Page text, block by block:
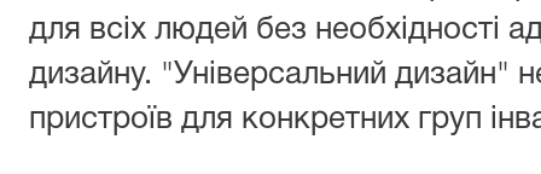
для всіх людей без необхідності
дизайну. "Універсальний дизайн"
пристроїв для конкретних груп